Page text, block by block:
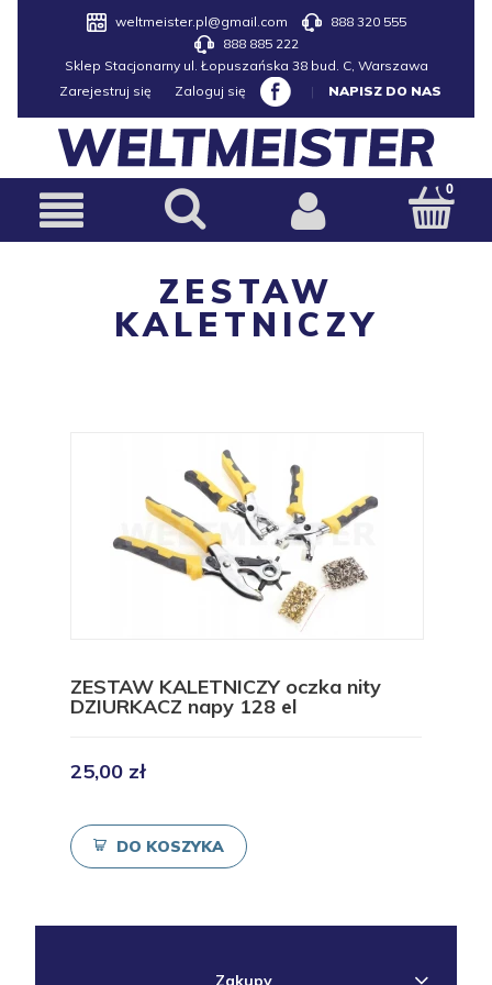
weltmeister.pl@gmail.com
888 320 555
888 885 222
Sklep Stacjonarny ul. Łopuszańska 38 bud. C, Warszawa
Zarejestruj się
Zaloguj się | NAPISZ DO NAS
ZESTAW
KALETNICZY
ZESTAW KALETNICZY oczka nity
DZIURKACZ napy 128 el
25,00 zł
DO KOSZYKA
Zakupy